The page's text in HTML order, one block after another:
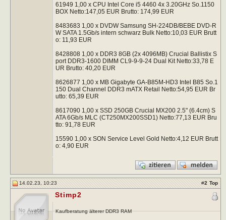
61949 1,00 x CPU Intel Core i5 4460 4x 3.20GHz So.1150
BOX Netto:147,05 EUR Brutto: 174,99 EUR
8483683 1,00 x DVDW Samsung SH-224DB/BEBE DVD-R
W SATA 1.5Gb/s intern schwarz Bulk Netto:10,03 EUR Brutt
o: 11,93 EUR
8428808 1,00 x DDR3 8GB (2x 4096MB) Crucial Ballistix S
port DDR3-1600 DIMM CL9-9-9-24 Dual Kit Netto:33,78 E
UR Brutto: 40,20 EUR
8626877 1,00 x MB Gigabyte GA-B85M-HD3 Intel B85 So.1
150 Dual Channel DDR3 mATX Retail Netto:54,95 EUR Br
utto: 65,39 EUR
8617090 1,00 x SSD 250GB Crucial MX200 2.5" (6.4cm) S
ATA 6Gb/s MLC (CT250MX200SSD1) Netto:77,13 EUR Bru
tto: 91,78 EUR
15590 1,00 x SON Service Level Gold Netto:4,12 EUR Brutt
o: 4,90 EUR
14.02.23, 10:23 #2 Top
Stimp2
Kaufberatung älterer DDR3 RAM